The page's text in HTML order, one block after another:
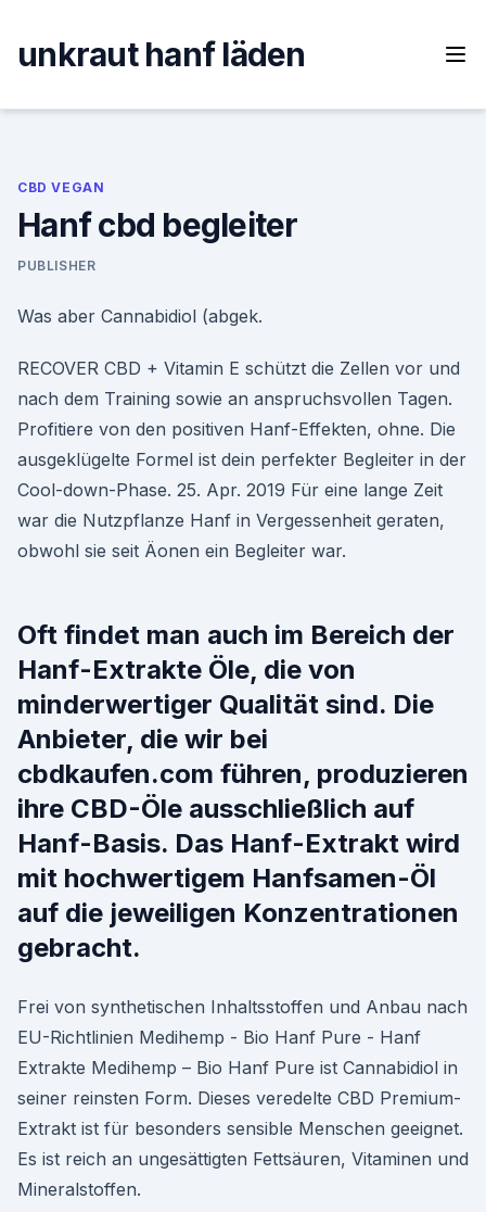
content
unkraut hanf läden
CBD VEGAN
Hanf cbd begleiter
PUBLISHER
Was aber Cannabidiol (abgek.
RECOVER CBD + Vitamin E schützt die Zellen vor und
nach dem Training sowie an anspruchsvollen Tagen.
Profitiere von den positiven Hanf-Effekten, ohne. Die
ausgeklügelte Formel ist dein perfekter Begleiter in der
Cool-down-Phase. 25. Apr. 2019 Für eine lange Zeit
war die Nutzpflanze Hanf in Vergessenheit geraten,
obwohl sie seit Äonen ein Begleiter war.
Oft findet man auch im Bereich der
Hanf-Extrakte Öle, die von
minderwertiger Qualität sind. Die
Anbieter, die wir bei
cbdkaufen.com führen, produzieren
ihre CBD-Öle ausschließlich auf
Hanf-Basis. Das Hanf-Extrakt wird
mit hochwertigem Hanfsamen-Öl
auf die jeweiligen Konzentrationen
gebracht.
Frei von synthetischen Inhaltsstoffen und Anbau nach
EU-Richtlinien Medihemp - Bio Hanf Pure - Hanf
Extrakte Medihemp – Bio Hanf Pure ist Cannabidiol in
seiner reinsten Form. Dieses veredelte CBD Premium-
Extrakt ist für besonders sensible Menschen geeignet.
Es ist reich an ungesättigten Fettsäuren, Vitaminen und
Mineralstoffen.